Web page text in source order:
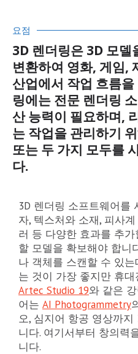
요점
3D 렌더링은 3D 모
변환하여 영화, 게임,
산업에서 작업 흐름
링에는 전문 렌더링
산 능력이 필요하며,
는 작업을 관리하기
또는 두 가지 모두를
다.
3D 렌더링 소프트웨어를
자, 텍스처와 소재, 피사
러 등 다양한 효과를 추
할 모델을 확보해야 합니
나 객체를 스캔할 수 있
는 것이 가장 좋지만 휴
Artec Studio 19와 같은
어는 AI Photogrammetry
오, 심지어 항공 영상까
니다. 여기서부터 창의력
니다.